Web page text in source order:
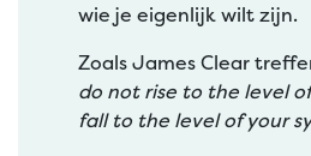
wie je eigenlijk wilt zijn.
Zoals James Clear
do not rise to the level
fall to the level of your